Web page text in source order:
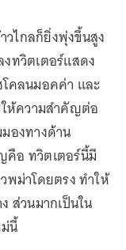
ไกลก็ยิ่งพุ่งขึ้นสูง
ทวิตเตอร์แสดง
คลนมอคค่า และ
ให้ความสำคัญต่อ
องทางด้าน
อ ทวิตเตอร์นี้มี
พม่าโดยตรง ทำให้
ส่วนมากเป็นใน
นี้